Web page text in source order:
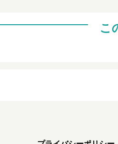
こ